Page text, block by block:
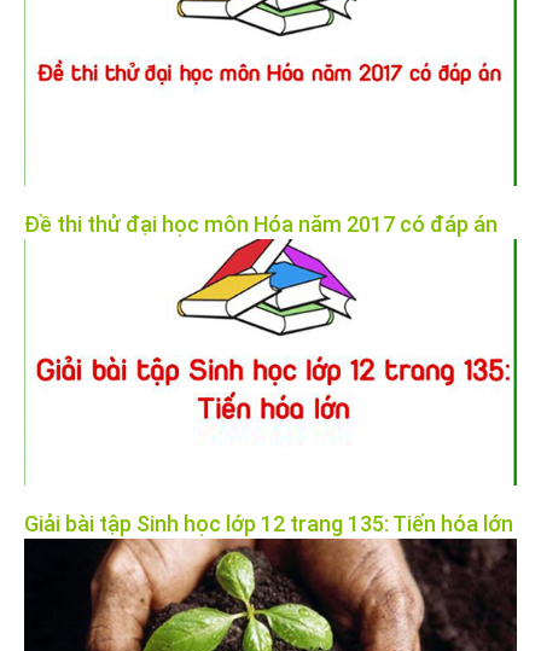
Đề thi thử đại học môn Hóa năm 2017 có đáp án
Giải bài tập Sinh học lớp 12 trang 135: Tiến hóa lớn